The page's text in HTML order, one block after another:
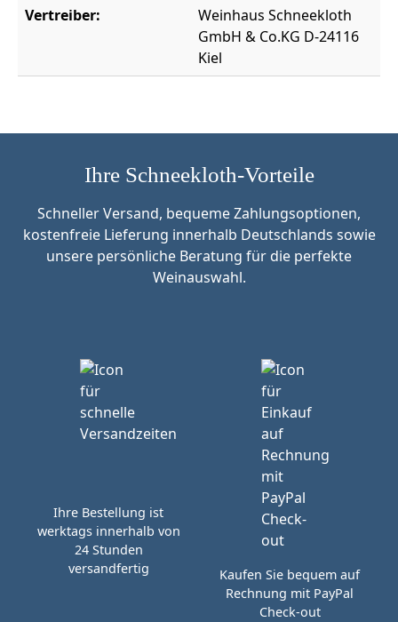
Vertreiber:
Weinhaus Schneekloth
GmbH & Co.KG D-24116
Kiel
Ihre Schneekloth-Vorteile
Schneller Versand, bequeme Zahlungsoptionen,
kostenfreie Lieferung innerhalb Deutschlands sowie
unsere persönliche Beratung für die perfekte
Weinauswahl.
Ihre Bestellung ist
werktags innerhalb von
24 Stunden
versandfertig
Kaufen Sie bequem auf
Rechnung mit PayPal
Check-out